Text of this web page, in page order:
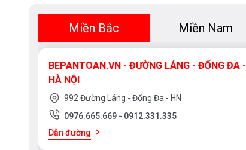
Miền Bắc Miền Nam
BEPANTOAN.VN - ĐƯỜNG LÁNG - ĐỐNG ĐA -
HÀ NỘI
992 Đường Láng - Đống Đa - HN
0976.665.669 - 0912.331.335
Dẫn đường